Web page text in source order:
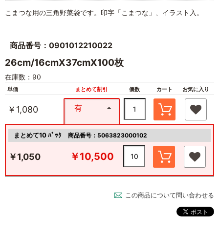
こまつな用の三角野菜袋です。印字「こまつな」、イラスト入。
商品番号：0901012210022
26cm/16cmX37cmX100枚
在庫数：90
単価 まとめて割引 個数 カート お気に入り
￥1,080 有
まとめて10 ﾊﾟｯｸ 商品番号：5063823000102
￥1,050 ￥10,500
この商品について問い合わせる